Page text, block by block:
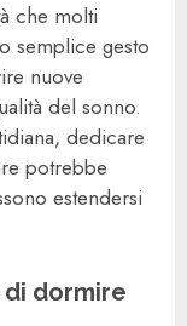
che molti
semplice gesto
nuove
del sonno.
dedicare
potrebbe
estendersi
dormire